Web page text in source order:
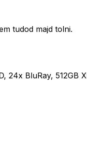
tudod majd tolni.
BluRay, 512GB